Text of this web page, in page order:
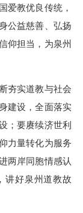
爱教优良传统，
公益慈善、弘扬
仰担当，为泉州
夯实道教与社会
建设，全面落实
；要赓续济世利
力量转化为服务
两岸同胞情感认
讲好泉州道教故